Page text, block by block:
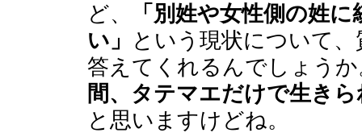
ど、
「別姓や女性側の姓
い」
という現状について
答えてくれるんでしょう
間、タテマエだけで生き
と思いますけどね。